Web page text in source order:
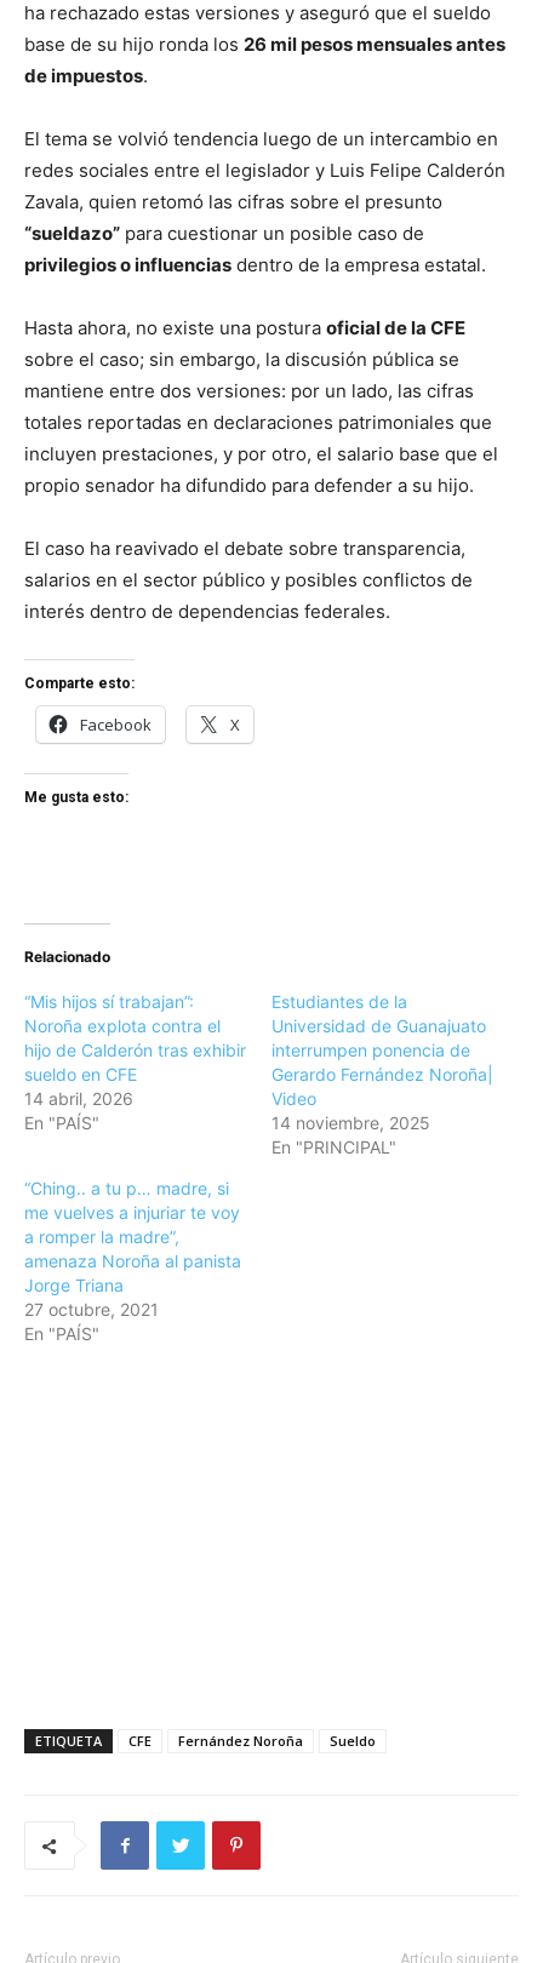
ha rechazado estas versiones y aseguró que el sueldo
base de su hijo ronda los 26 mil pesos mensuales antes
de impuestos.
El tema se volvió tendencia luego de un intercambio en
redes sociales entre el legislador y Luis Felipe Calderón
Zavala, quien retomó las cifras sobre el presunto
“sueldazo” para cuestionar un posible caso de
privilegios o influencias dentro de la empresa estatal.
Hasta ahora, no existe una postura oficial de la CFE
sobre el caso; sin embargo, la discusión pública se
mantiene entre dos versiones: por un lado, las cifras
totales reportadas en declaraciones patrimoniales que
incluyen prestaciones, y por otro, el salario base que el
propio senador ha difundido para defender a su hijo.
El caso ha reavivado el debate sobre transparencia,
salarios en el sector público y posibles conflictos de
interés dentro de dependencias federales.
Comparte esto:
Facebook X
Me gusta esto:
Relacionado
“Mis hijos sí trabajan”:
Noroña explota contra el
hijo de Calderón tras exhibir
sueldo en CFE
14 abril, 2026
En "PAÍS"
Estudiantes de la
Universidad de Guanajuato
interrumpen ponencia de
Gerardo Fernández Noroña|
Video
14 noviembre, 2025
En "PRINCIPAL"
“Ching.. a tu p… madre, si
me vuelves a injuriar te voy
a romper la madre”,
amenaza Noroña al panista
Jorge Triana
27 octubre, 2021
En "PAÍS"
ETIQUETA CFE Fernández Noroña Sueldo